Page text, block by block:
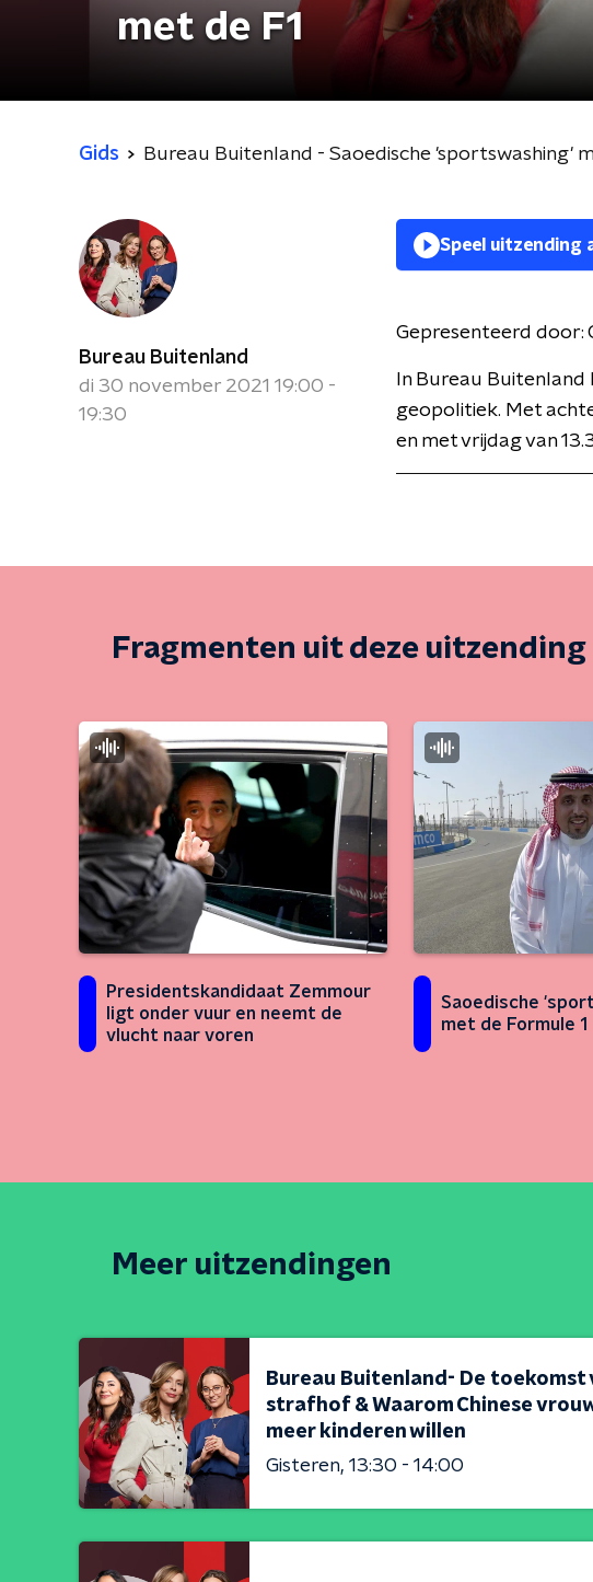
met de F1
Gids Bureau Buitenland - Saoedische 'sportswashing'
Bureau Buitenland
di 30 november 2021 19:00 -
19:30
Speel uitzending
Gepresenteerd door:
In Bureau
geopolitiek. Met
en met vrijdag van
Fragmenten uit deze uitzending
Presidentskandidaat Zemmour
ligt onder vuur en neemt de
vlucht naar voren
Saoedische
met de Formule 1
Meer uitzendingen
Bureau Buitenland- De toekomst
strafhof & Waarom Chinese
meer kinderen willen
Gisteren 13:30 - 14:00